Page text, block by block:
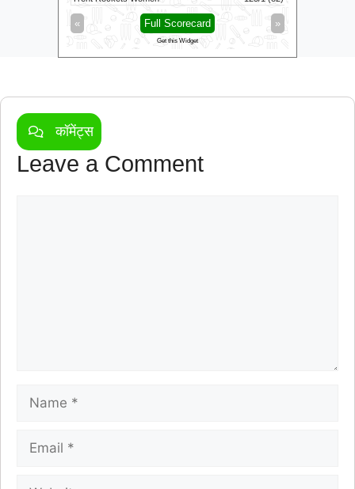
« »
Full Scorecard
Get this Widget
कॉमेंट्स
Leave a Comment